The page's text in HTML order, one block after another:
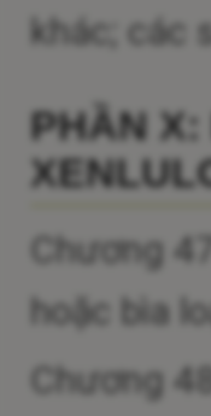
khác; các
PHẦN
Chương
hoặc bìa
Chương